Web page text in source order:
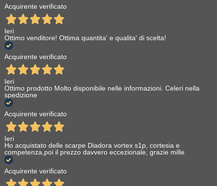
Acquirente verificato
Ieri
Ottimo venditore! Ottima quantita' e qualita' di scelta!
Acquirente verificato
Ieri
Ottimo prodotto Molto disponibile nelle informazioni. Celeri nella
spedizione
Acquirente verificato
Ieri
Ho acquistato delle scarpe Diadora vortex s1p, cortesia e
competenza,poi il prezzo davvero eccezionale, grazie mille
Acquirente verificato